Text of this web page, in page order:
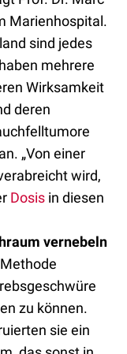
Marienhospital.
sind jedes
mehrere
Wirksamkeit
deren
„Von einer
wird,
Dosis in diesen
vernebeln
zu können.
sie ein